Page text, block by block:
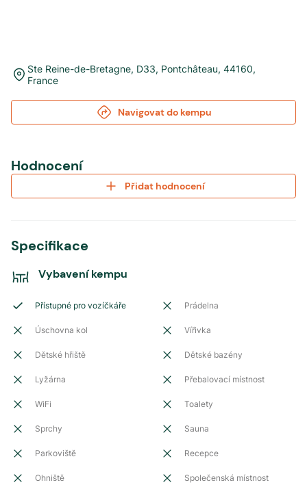
Ste Reine-de-Bretagne, D33, Pontchâteau, 44160,
France
Navigovat do kempu
Hodnocení
Přidat hodnocení
Specifikace
Vybavení kempu
Přístupné pro vozíčkáře Prádelna
Úschovna kol Vířivka
Dětské hřiště Dětské bazény
Lyžárna Přebalovací místnost
WiFi Toalety
Sprchy Sauna
Parkoviště Recepce
Ohniště Společenská místnost